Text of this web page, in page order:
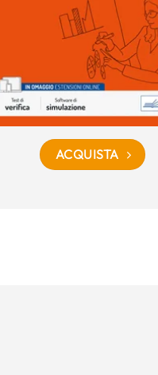
ACQUISTA